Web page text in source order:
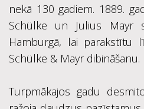
nekā 130 gadiem. 1889.
Schülke un Julius Mayr
Hamburgā, lai parakstītu
Schülke & Mayr dibināšanu.
Turpmākajos gadu